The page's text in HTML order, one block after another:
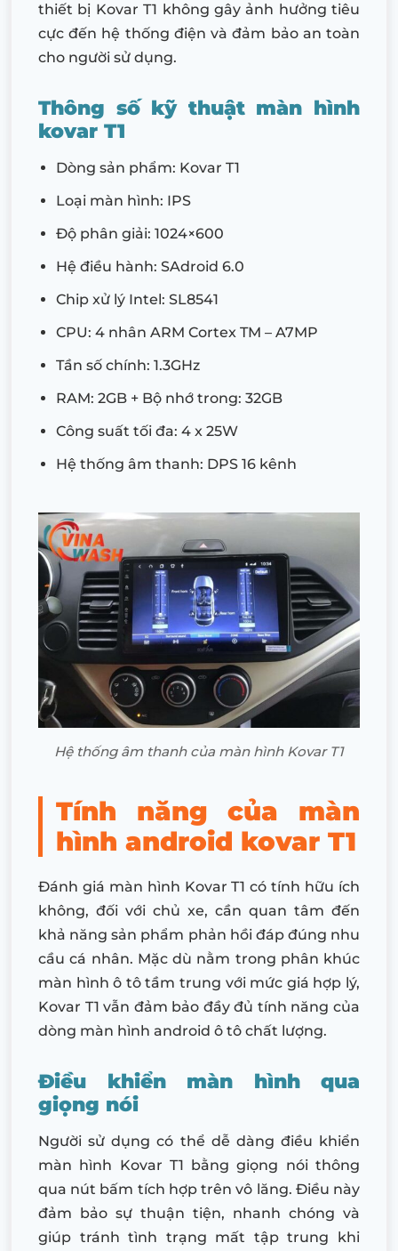
thiết bị Kovar T1 không gây ảnh hưởng tiêu
cực đến hệ thống điện và đảm bảo an toàn
cho người sử dụng.
Thông số kỹ thuật màn hình
kovar T1
Dòng sản phẩm: Kovar T1
Loại màn hình: IPS
Độ phân giải: 1024×600
Hệ điều hành: SAdroid 6.0
Chip xử lý Intel: SL8541
CPU: 4 nhân ARM Cortex TM – A7MP
Tần số chính: 1.3GHz
RAM: 2GB + Bộ nhớ trong: 32GB
Công suất tối đa: 4 x 25W
Hệ thống âm thanh: DPS 16 kênh
Hệ thống âm thanh của màn hình Kovar T1
Tính năng của màn
hình android kovar T1
Đánh giá màn hình Kovar T1 có tính hữu ích
không, đối với chủ xe, cần quan tâm đến
khả năng sản phẩm phản hồi đáp đúng nhu
cầu cá nhân. Mặc dù nằm trong phân khúc
màn hình ô tô tầm trung với mức giá hợp lý,
Kovar T1 vẫn đảm bảo đầy đủ tính năng của
dòng màn hình android ô tô chất lượng.
Điều khiển màn hình qua
giọng nói
Người sử dụng có thể dễ dàng điều khiển
màn hình Kovar T1 bằng giọng nói thông
qua nút bấm tích hợp trên vô lăng. Điều này
đảm bảo sự thuận tiện, nhanh chóng và
giúp tránh tình trạng mất tập trung khi